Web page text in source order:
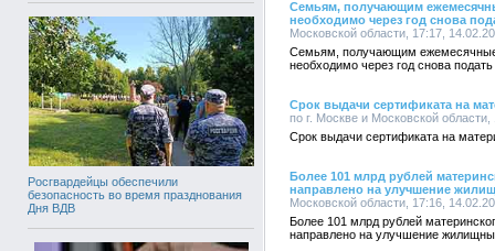
Росгвардейцы обеспечили
безопасность во время празднования
Дня ВДВ
Семьям, получающим
необходимо через год снова
Московской области, 17:17,
Семьям, получающим ежемесячные
необходимо через год снова
Срок выдачи сертификата на
по г. Москве и Московской области,
Срок выдачи сертификата на
Более 101 млрд рублей
направлено на улучшение
Московской области, 17:16,
Более 101 млрд рублей
направлено на улучшение